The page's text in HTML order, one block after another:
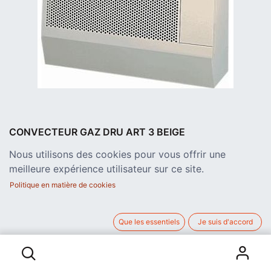
CONVECTEUR GAZ DRU ART 3 BEIGE
Poêle au gaz avec ventouse à choisir, de dimensions L 55 x H
50 x P 23 cm
962,00€
Nous utilisons des cookies pour vous offrir une
meilleure expérience utilisateur sur ce site.
Politique en matière de cookies
Que les essentiels Je suis d'accord